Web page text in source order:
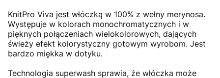
KnitPro Viva jest włóczką w 100% z wełny merynosa.
Występuje w kolorach monochromatycznych i w
pięknych połączeniach wielokolorowych, dających
świeży efekt kolorystyczny gotowym wyrobom. Jest
bardzo miękka w dotyku.
Technologia superwash sprawia, że włóczka może